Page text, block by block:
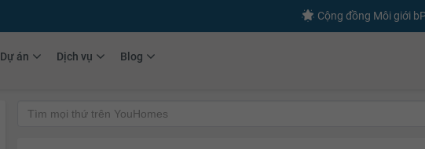
Cộng đồng Môi giới
Dự án Dịch vụ Blog